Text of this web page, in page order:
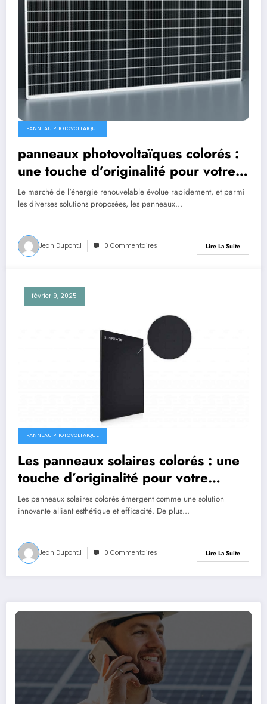
PANNEAU PHOTOVOLTAIQUE
panneaux photovoltaïques colorés :
une touche d’originalité pour votre
énergie
Le marché de l'énergie renouvelable évolue rapidement, et parmi
les diverses solutions proposées, les panneaux…
Jean Dupont.1 0 Commentaires Lire La Suite
février 9, 2025
PANNEAU PHOTOVOLTAIQUE
Les panneaux solaires colorés : une
touche d’originalité pour votre
toiture
Les panneaux solaires colorés émergent comme une solution
innovante alliant esthétique et efficacité. De plus…
Jean Dupont.1 0 Commentaires Lire La Suite